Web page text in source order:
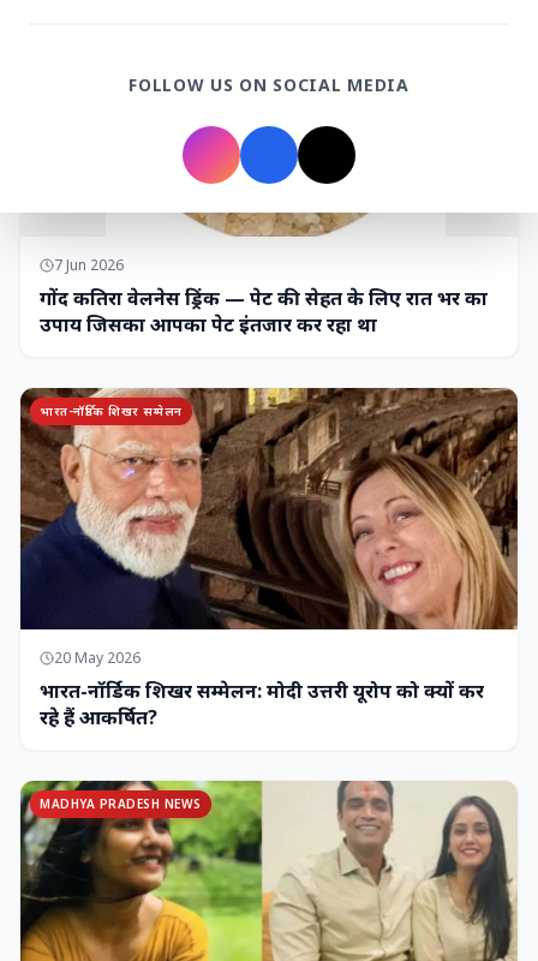
7 Jun 2026
गोंद कतिरा वेलनेस ड्रिंक — पेट की सेहत के लिए रात भर का
उपाय जिसका आपका पेट इंतजार कर रहा था
भारत-नॉर्डिक शिखर सम्मेलन
20 May 2026
भारत-नॉर्डिक शिखर सम्मेलन: मोदी उत्तरी यूरोप को क्यों कर
रहे हैं आकर्षित?
MADHYA PRADESH NEWS
FOLLOW US ON SOCIAL MEDIA